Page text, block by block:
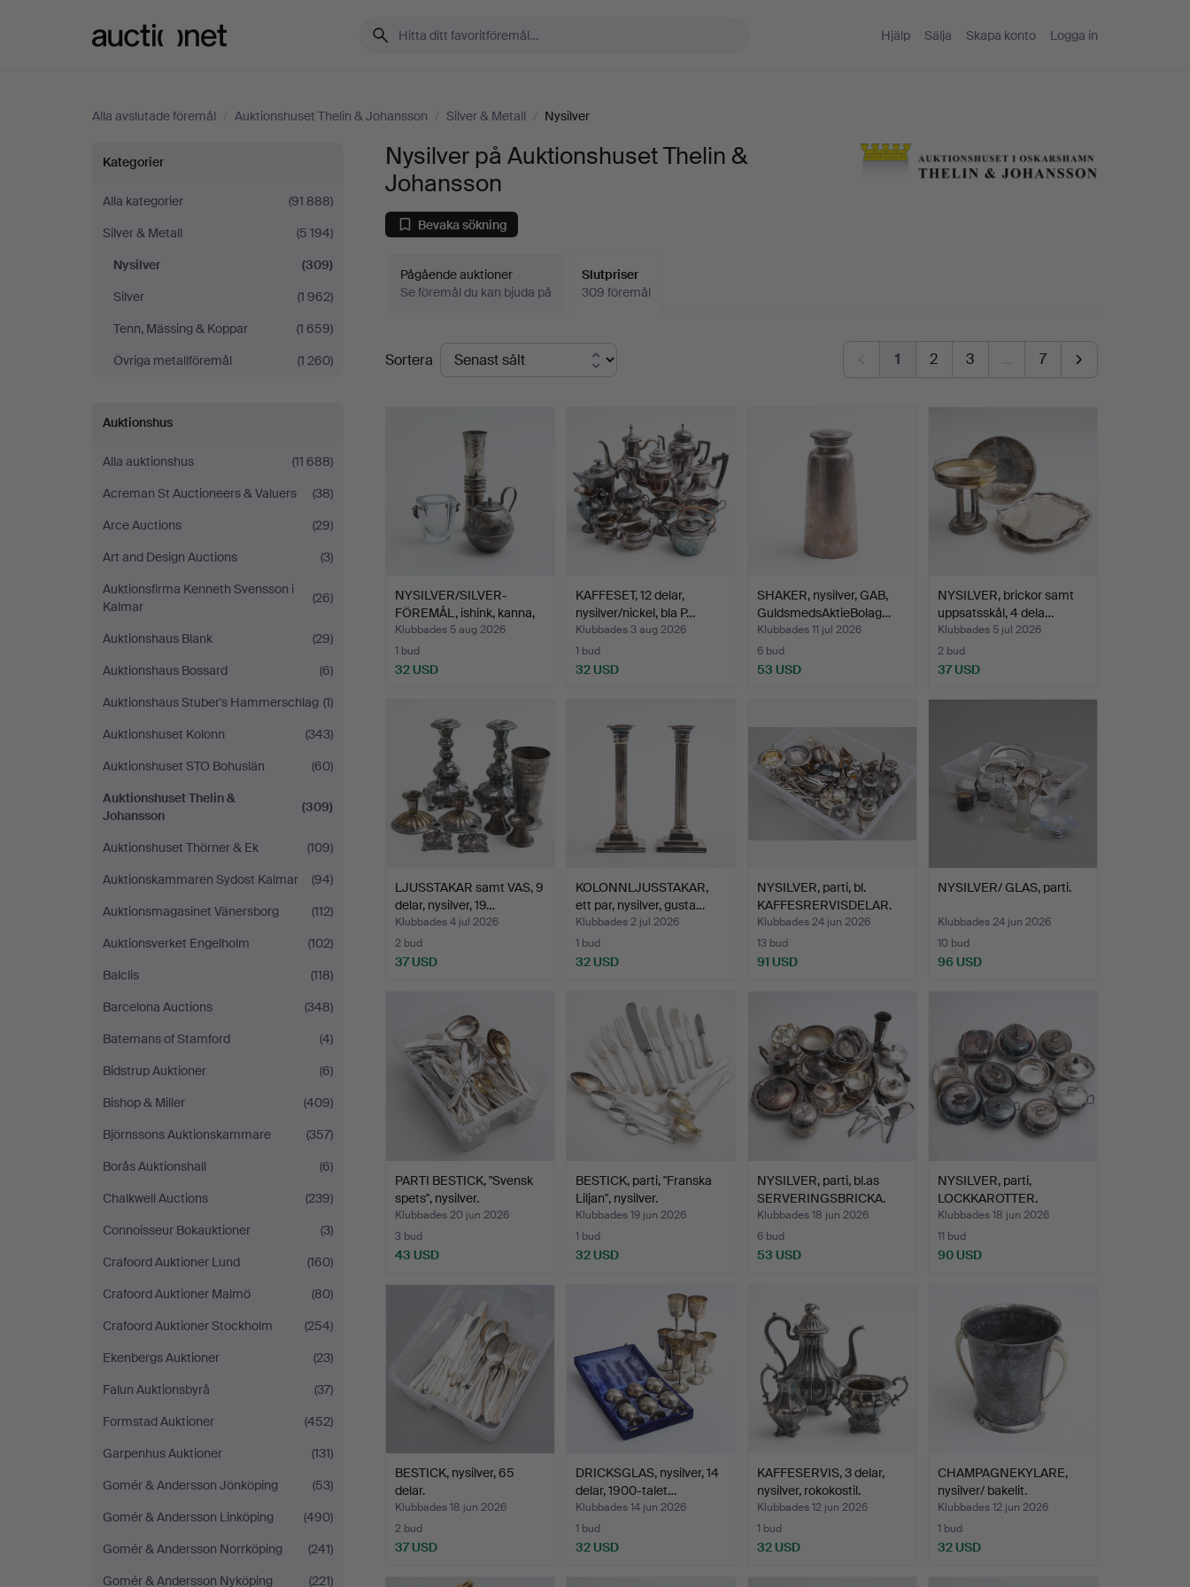
Hjälp Sälja Skapa konto Logga in
Alla avslutade föremål / Auktionshuset Thelin & Johansson / Silver & Metall / Nysilver
Nysilver
på
Auktionshuset
Thelin
Johansson
Kategorier
Alla kategorier
(91 888)
Silver & Metall
(5 194)
Nysilver
(309)
Silver
(1 962)
Tenn, Mässing & Koppar
(1 659)
Övriga metallföremål
(1 260)
Auktionshus
Alla auktionshus
(11 688)
Acreman St Auctioneers & Valuers
(38)
Arce Auctions
(29)
Art and Design Auctions
(3)
Auktionsfirma Kenneth Svensson i
Kalmar
(26)
Auktionshaus Blank
(29)
Auktionshaus Bossard
(6)
Auktionshaus Stuber's Hammerschlag (1)
Auktionshuset Kolonn
(343)
Auktionshuset STO Bohuslän
(60)
Auktionshuset Thelin &
Johansson
(309)
Auktionshuset Thörner & Ek
(109)
Auktionskammaren Sydost Kalmar
(94)
Auktionsmagasinet Vänersborg
(112)
Auktionsverket Engelholm
(102)
Balclis
(118)
Barcelona Auctions
(348)
Batemans of Stamford
(4)
Bidstrup Auktioner
(6)
Bishop & Miller
(409)
Björnssons Auktionskammare
(357)
Borås Auktionshall
(6)
Chalkwell Auctions
(239)
Connoisseur Bokauktioner
(3)
Crafoord Auktioner Lund
(160)
Crafoord Auktioner Malmö
(80)
Crafoord Auktioner Stockholm
(254)
Ekenbergs Auktioner
(23)
Falun Auktionsbyrå
(37)
Formstad Auktioner
(452)
Garpenhus Auktioner
(131)
Gomér & Andersson Jönköping
(53)
Gomér & Andersson Linköping
(490)
Gomér & Andersson Norrköping
(241)
Gomér & Andersson Nyköping
(221)
Nysilver på Auktionshuset Thelin &
Johansson
Bevaka sökning
Pågående auktioner
Se föremål du kan bjuda på
Slutpriser
309 föremål
Slutpriser
Sortera 1 2 3 … 7
NYSILVER/SILVER-
FÖREMÅL, ishink, kanna,
va…
Klubbades 5 aug 2026
1 bud
32 USD
KAFFESET, 12 delar,
nysilver/nickel, bla P…
Klubbades 3 aug 2026
1 bud
32 USD
SHAKER, nysilver, GAB,
GuldsmedsAktieBolag…
Klubbades 11 jul 2026
6 bud
53 USD
NYSILVER, brickor samt
uppsatsskål, 4 dela…
Klubbades 5 jul 2026
2 bud
37 USD
LJUSSTAKAR samt VAS, 9
delar, nysilver, 19…
Klubbades 4 jul 2026
2 bud
37 USD
KOLONNLJUSSTAKAR,
ett par, nysilver, gusta…
Klubbades 2 jul 2026
1 bud
32 USD
NYSILVER, parti, bl.
KAFFESRERVISDELAR.
Klubbades 24 jun 2026
13 bud
91 USD
NYSILVER/ GLAS, parti.
Klubbades 24 jun 2026
10 bud
96 USD
PARTI BESTICK, "Svensk
spets", nysilver.
Klubbades 20 jun 2026
3 bud
43 USD
BESTICK, parti, "Franska
Liljan", nysilver.
Klubbades 19 jun 2026
1 bud
32 USD
NYSILVER, parti, bl.as
SERVERINGSBRICKA.
Klubbades 18 jun 2026
6 bud
53 USD
NYSILVER, parti,
LOCKKAROTTER.
Klubbades 18 jun 2026
11 bud
90 USD
BESTICK, nysilver, 65
delar.
Klubbades 18 jun 2026
2 bud
37 USD
DRICKSGLAS, nysilver, 14
delar, 1900-talet…
Klubbades 14 jun 2026
1 bud
32 USD
KAFFESERVIS, 3 delar,
nysilver, rokokostil.
Klubbades 12 jun 2026
1 bud
32 USD
CHAMPAGNEKYLARE,
nysilver/ bakelit.
Klubbades 12 jun 2026
1 bud
32 USD